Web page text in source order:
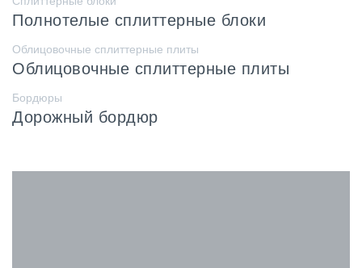
Полнотелые сплиттерные блоки
Облицовочные сплиттерные плиты
Облицовочные сплиттерные плиты
Бордюры
Дорожный бордюр